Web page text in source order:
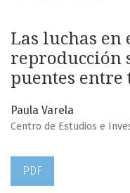
Las luchas en
reproducción
puentes
Paula Varela
Centro de Estudios e
PDF